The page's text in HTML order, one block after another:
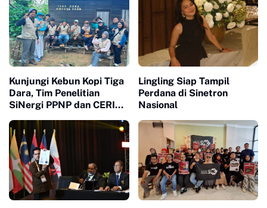
Kunjungi Kebun Kopi Tiga
Dara, Tim Penelitian
SiNergi PPNP dan CERI
dalam Industri Kopi
Indonesia
Lingling Siap Tampil
Perdana di Sinetron
Nasional